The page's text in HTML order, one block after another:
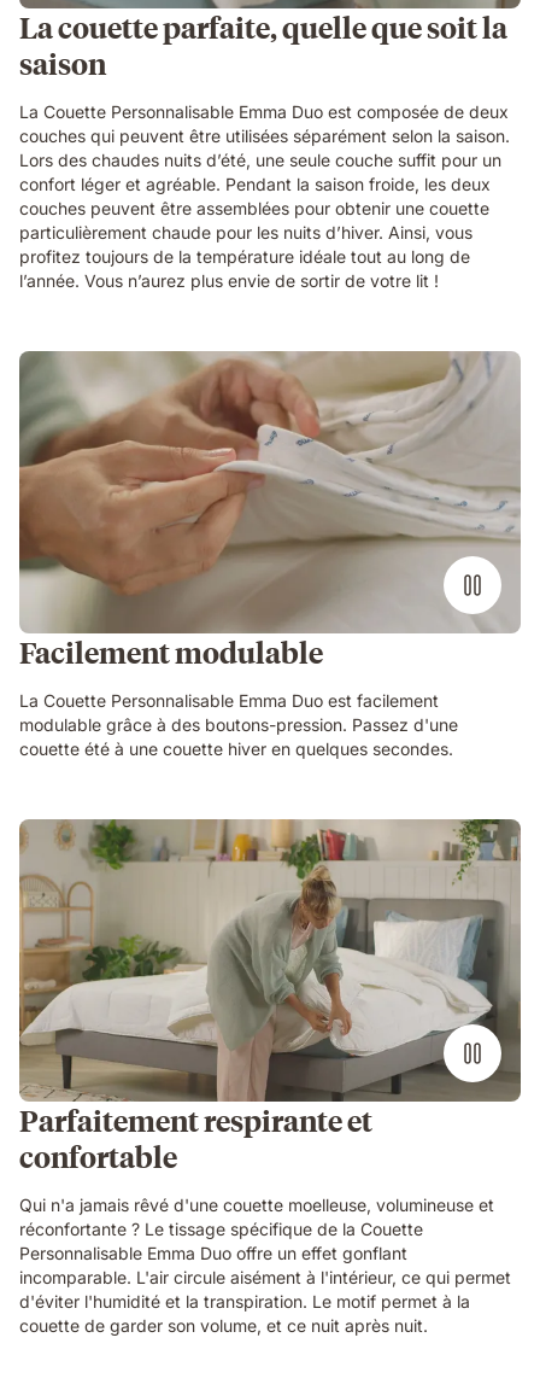
La couette parfaite, quelle que soit la
saison
La Couette Personnalisable Emma Duo est composée de deux
couches qui peuvent être utilisées séparément selon la saison.
Lors des chaudes nuits d’été, une seule couche suffit pour un
confort léger et agréable. Pendant la saison froide, les deux
couches peuvent être assemblées pour obtenir une couette
particulièrement chaude pour les nuits d’hiver. Ainsi, vous
profitez toujours de la température idéale tout au long de
l’année. Vous n’aurez plus envie de sortir de votre lit !
Facilement modulable
La Couette Personnalisable Emma Duo est facilement
modulable grâce à des boutons-pression. Passez d'une
couette été à une couette hiver en quelques secondes.
Parfaitement respirante et
confortable
Qui n'a jamais rêvé d'une couette moelleuse, volumineuse et
réconfortante ? Le tissage spécifique de la Couette
Personnalisable Emma Duo offre un effet gonflant
incomparable. L'air circule aisément à l'intérieur, ce qui permet
d'éviter l'humidité et la transpiration. Le motif permet à la
couette de garder son volume, et ce nuit après nuit.